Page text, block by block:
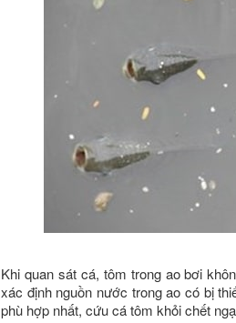
Khi quan sát cá, tôm trong ao bơi
xác định nguồn nước trong ao có bị
phù hợp nhất, cứu cá tôm khỏi chết